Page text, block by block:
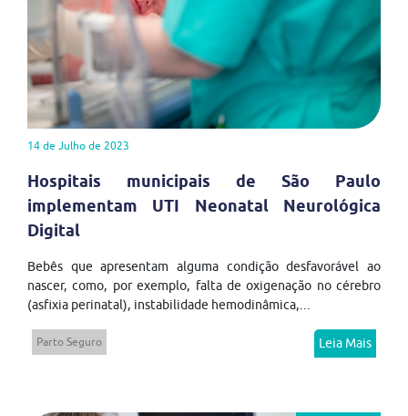
14 de Julho de 2023
Hospitais municipais de São Paulo
implementam UTI Neonatal Neurológica
Digital
Bebês que apresentam alguma condição desfavorável ao
nascer, como, por exemplo, falta de oxigenação no cérebro
(asfixia perinatal), instabilidade hemodinâmica,...
Parto Seguro Leia Mais